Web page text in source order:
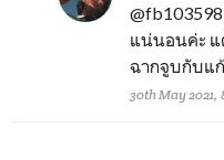
แน่นอนค่ะ แ
ฉากจูบกับแ
30th May 2021,